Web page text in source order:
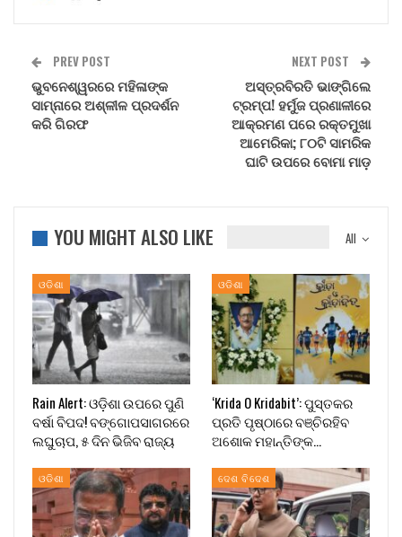
PREV POST
ଭୁବନେଶ୍ୱରରେ ମହିଳାଙ୍କ
ସାମ୍ନାରେ ଅଶ୍ଳୀଳ ପ୍ରଦର୍ଶନ
କରି ଗିରଫ
NEXT POST
ଅସ୍ତ୍ରବିରତି ଭାଙ୍ଗିଲେ
ଟ୍ରମ୍ପ! ହର୍ମୁଜ ପ୍ରଣାଳୀରେ
ଆକ୍ରମଣ ପରେ ରକ୍ତମୁଖା
ଆମେରିକା; ୮୦ଟି ସାମରିକ
ଘାଟି ଉପରେ ବୋମା ମାଡ଼
All
YOU MIGHT ALSO LIKE
ଓଡିଶା
Rain Alert: ଓଡ଼ିଶା ଉପରେ ପୁଣି
ବର୍ଷା ବିପଦ! ବଙ୍ଗୋପସାଗରରେ
ଲଘୁଚାପ, ୫ ଦିନ ଭିଜିବ ରାଜ୍ୟ
ଓଡିଶା
‘Krida O Kridabit’: ପୁସ୍ତକର
ପ୍ରତି ପୃଷ୍ଠାରେ ବଞ୍ଚିରହିବ
ଅଶୋକ ମହାନ୍ତିଙ୍କ…
ଓଡିଶା ଦେଶ ବିଦେଶ